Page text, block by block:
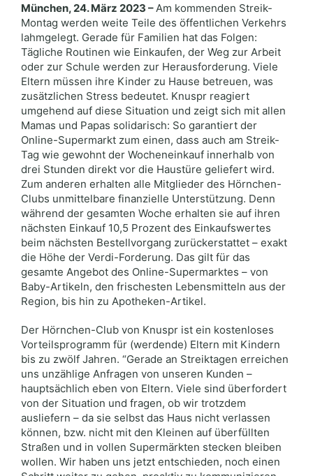
München, 24. März 2023 –Am kommenden Streik-
Montag werden weite Teile des öffentlichen Verkehrs
lahmgelegt. Gerade für Familien hat das Folgen:
Tägliche Routinen wie Einkaufen, der Weg zur Arbeit
oder zur Schule werden zur Herausforderung. Viele
Eltern müssen ihre Kinder zu Hause betreuen, was
zusätzlichen Stress bedeutet. Knuspr reagiert
umgehend auf diese Situation und zeigt sich mit allen
Mamas und Papas solidarisch: So garantiert der
Online-Supermarkt zum einen, dass auch am Streik-
Tag wie gewohnt der Wocheneinkauf innerhalb von
drei Stunden direkt vor die Haustüre geliefert wird.
Zum anderen erhalten alle Mitglieder des Hörnchen-
Clubs unmittelbare finanzielle Unterstützung. Denn
während der gesamten Woche erhalten sie auf ihren
nächsten Einkauf 10,5 Prozent des Einkaufswertes
beim nächsten Bestellvorgang zurückerstattet – exakt
die Höhe der Verdi-Forderung. Das gilt für das
gesamte Angebot des Online-Supermarktes – von
Baby-Artikeln, den frischesten Lebensmitteln aus der
Region, bis hin zu Apotheken-Artikel.
Der Hörnchen-Club von Knuspr ist ein kostenloses
Vorteilsprogramm für (werdende) Eltern mit Kindern
bis zu zwölf Jahren. “Gerade an Streiktagen erreichen
uns unzählige Anfragen von unseren Kunden –
hauptsächlich eben von Eltern. Viele sind überfordert
von der Situation und fragen, ob wir trotzdem
ausliefern – da sie selbst das Haus nicht verlassen
können, bzw. nicht mit den Kleinen auf überfüllten
Straßen und in vollen Supermärkten stecken bleiben
wollen. Wir haben uns jetzt entschieden, noch einen